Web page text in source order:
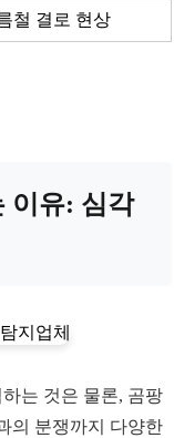
철 결로 현상
이유: 심각
는 것은 물론, 곰팡
의 분쟁까지 다양한